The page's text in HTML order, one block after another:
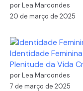
por Lea Marcondes
20 de março de 2025
Identidade
Plenitude da Vida
por Lea Marcondes
7 de março de 2025